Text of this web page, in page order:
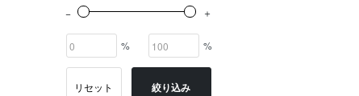
% %
リセット 絞り込み